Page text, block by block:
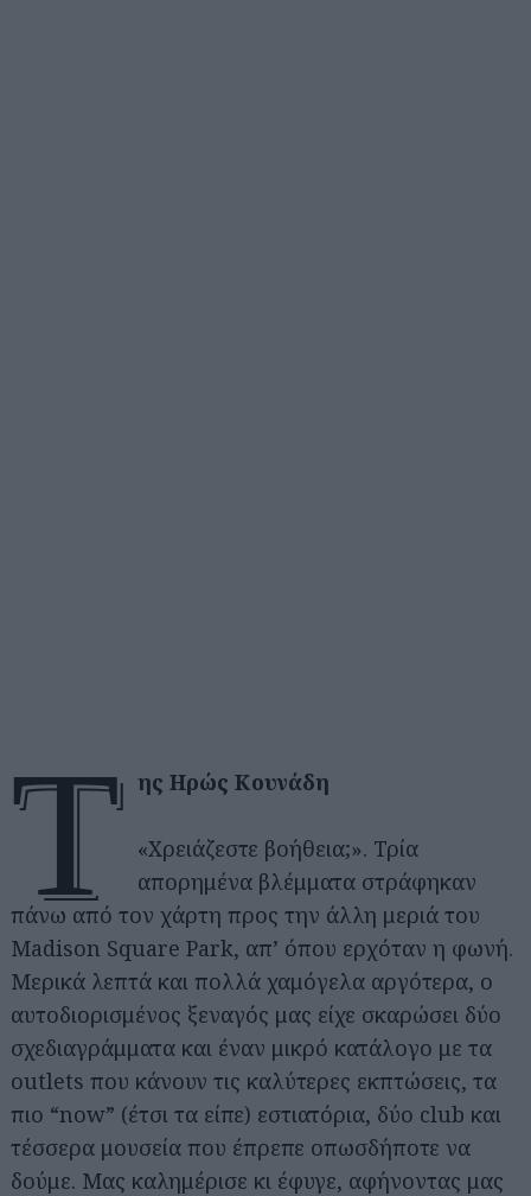
τ ης Ηρώς Κουνάδη
«Χρειάζεστε βοήθεια;». Τρία
απορημένα βλέμματα στράφηκαν
πάνω από τον χάρτη προς την άλλη μεριά του
Madison Square Park, απ’ όπου ερχόταν η φωνή.
Μερικά λεπτά και πολλά χαμόγελα αργότερα, ο
αυτοδιορισμένος ξεναγός μας είχε σκαρώσει δύο
σχεδιαγράμματα και έναν μικρό κατάλογο με τα
outlets που κάνουν τις καλύτερες εκπτώσεις, τα
πιο “now” (έτσι τα είπε) εστιατόρια, δύο club και
τέσσερα μουσεία που έπρεπε οπωσδήποτε να
δούμε. Μας καλημέρισε κι έφυγε, αφήνοντας μας